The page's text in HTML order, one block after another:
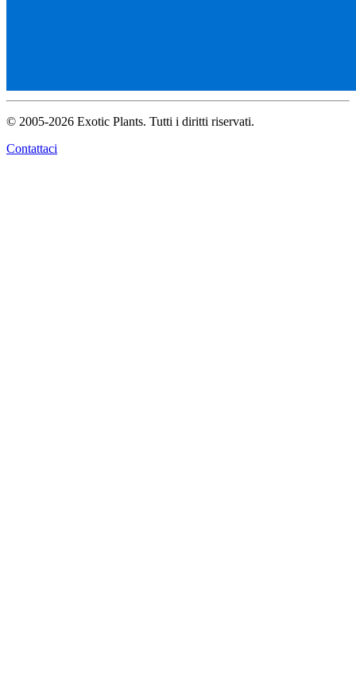
© 2005-2026 Exotic Plants. Tutti i diritti riservati.
Contattaci